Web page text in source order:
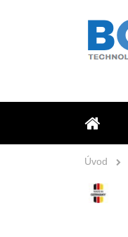
ÚVOD
Úvod